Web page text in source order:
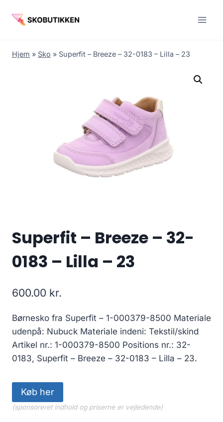
Hjem » Sko » Superfit – Breeze – 32-0183 – Lilla – 23
Superfit – Breeze – 32-
0183 – Lilla – 23
600.00 kr.
Børnesko fra Superfit – 1-000379-8500 Materiale
udenpå: Nubuck Materiale indeni: Tekstil/skind
Artikel nr.: 1-000379-8500 Positions nr.: 32-
0183, Superfit – Breeze – 32-0183 – Lilla – 23.
Køb her
(sponsoreret indhold og priserne er vejledende)